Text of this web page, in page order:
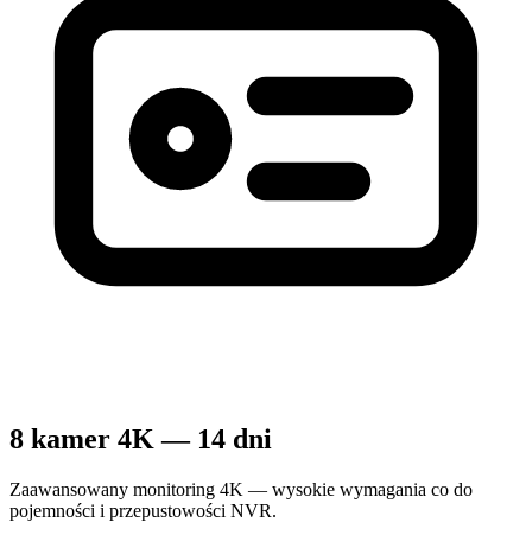
8 kamer 4K — 14 dni
Zaawansowany monitoring 4K — wysokie wymagania co do
pojemności i przepustowości NVR.